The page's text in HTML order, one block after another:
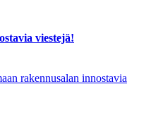
viestejä!
rakennusalan innostavia